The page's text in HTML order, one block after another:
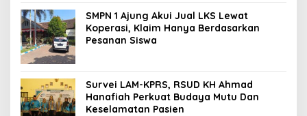
SMPN 1 Ajung Akui Jual LKS Lewat
Koperasi, Klaim Hanya Berdasarkan
Pesanan Siswa
Survei LAM-KPRS, RSUD KH Ahmad
Hanafiah Perkuat Budaya Mutu Dan
Keselamatan Pasien